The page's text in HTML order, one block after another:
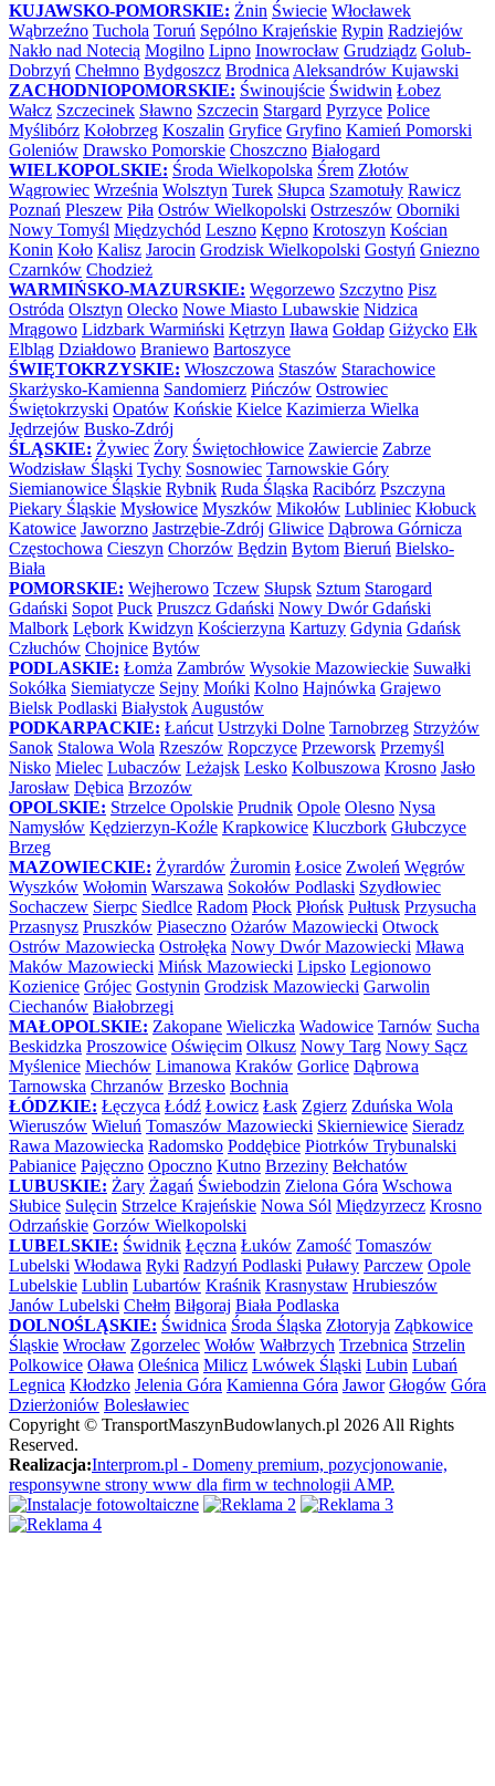
KUJAWSKO-POMORSKIE: Żnin Świecie Włocławek
Wąbrzeźno Tuchola Toruń Sępólno Krajeńskie Rypin Radziejów
Nakło nad Notecią Mogilno Lipno Inowrocław Grudziądz Golub-
Dobrzyń Chełmno Bydgoszcz Brodnica Aleksandrów Kujawski
ZACHODNIOPOMORSKIE: Świnoujście Świdwin Łobez
Wałcz Szczecinek Sławno Szczecin Stargard Pyrzyce Police
Myślibórz Kołobrzeg Koszalin Gryfice Gryfino Kamień Pomorski
Goleniów Drawsko Pomorskie Choszczno Białogard
WIELKOPOLSKIE: Środa Wielkopolska Śrem Złotów
Wągrowiec Września Wolsztyn Turek Słupca Szamotuły Rawicz
Poznań Pleszew Piła Ostrów Wielkopolski Ostrzeszów Oborniki
Nowy Tomyśl Międzychód Leszno Kępno Krotoszyn Kościan
Konin Koło Kalisz Jarocin Grodzisk Wielkopolski Gostyń Gniezno
Czarnków Chodzież
WARMIŃSKO-MAZURSKIE: Węgorzewo Szczytno Pisz
Ostróda Olsztyn Olecko Nowe Miasto Lubawskie Nidzica
Mrągowo Lidzbark Warmiński Kętrzyn Iława Gołdap Giżycko Ełk
Elbląg Działdowo Braniewo Bartoszyce
ŚWIĘTOKRZYSKIE: Włoszczowa Staszów Starachowice
Skarżysko-Kamienna Sandomierz Pińczów Ostrowiec
Świętokrzyski Opatów Końskie Kielce Kazimierza Wielka
Jędrzejów Busko-Zdrój
ŚLĄSKIE: Żywiec Żory Świętochłowice Zawiercie Zabrze
Wodzisław Śląski Tychy Sosnowiec Tarnowskie Góry
Siemianowice Śląskie Rybnik Ruda Śląska Racibórz Pszczyna
Piekary Śląskie Mysłowice Myszków Mikołów Lubliniec Kłobuck
Katowice Jaworzno Jastrzębie-Zdrój Gliwice Dąbrowa Górnicza
Częstochowa Cieszyn Chorzów Będzin Bytom Bieruń Bielsko-
Biała
POMORSKIE: Wejherowo Tczew Słupsk Sztum Starogard
Gdański Sopot Puck Pruszcz Gdański Nowy Dwór Gdański
Malbork Lębork Kwidzyn Kościerzyna Kartuzy Gdynia Gdańsk
Człuchów Chojnice Bytów
PODLASKIE: Łomża Zambrów Wysokie Mazowieckie Suwałki
Sokółka Siemiatycze Sejny Mońki Kolno Hajnówka Grajewo
Bielsk Podlaski Białystok Augustów
PODKARPACKIE: Łańcut Ustrzyki Dolne Tarnobrzeg Strzyżów
Sanok Stalowa Wola Rzeszów Ropczyce Przeworsk Przemyśl
Nisko Mielec Lubaczów Leżajsk Lesko Kolbuszowa Krosno Jasło
Jarosław Dębica Brzozów
OPOLSKIE: Strzelce Opolskie Prudnik Opole Olesno Nysa
Namysłów Kędzierzyn-Koźle Krapkowice Kluczbork Głubczyce
Brzeg
MAZOWIECKIE: Żyrardów Żuromin Łosice Zwoleń Węgrów
Wyszków Wołomin Warszawa Sokołów Podlaski Szydłowiec
Sochaczew Sierpc Siedlce Radom Płock Płońsk Pułtusk Przysucha
Przasnysz Pruszków Piaseczno Ożarów Mazowiecki Otwock
Ostrów Mazowiecka Ostrołęka Nowy Dwór Mazowiecki Mława
Maków Mazowiecki Mińsk Mazowiecki Lipsko Legionowo
Kozienice Grójec Gostynin Grodzisk Mazowiecki Garwolin
Ciechanów Białobrzegi
MAŁOPOLSKIE: Zakopane Wieliczka Wadowice Tarnów Sucha
Beskidzka Proszowice Oświęcim Olkusz Nowy Targ Nowy Sącz
Myślenice Miechów Limanowa Kraków Gorlice Dąbrowa
Tarnowska Chrzanów Brzesko Bochnia
ŁÓDZKIE: Łęczyca Łódź Łowicz Łask Zgierz Zduńska Wola
Wieruszów Wieluń Tomaszów Mazowiecki Skierniewice Sieradz
Rawa Mazowiecka Radomsko Poddębice Piotrków Trybunalski
Pabianice Pajęczno Opoczno Kutno Brzeziny Bełchatów
LUBUSKIE: Żary Żagań Świebodzin Zielona Góra Wschowa
Słubice Sulęcin Strzelce Krajeńskie Nowa Sól Międzyrzecz Krosno
Odrzańskie Gorzów Wielkopolski
LUBELSKIE: Świdnik Łęczna Łuków Zamość Tomaszów
Lubelski Włodawa Ryki Radzyń Podlaski Puławy Parczew Opole
Lubelskie Lublin Lubartów Kraśnik Krasnystaw Hrubieszów
Janów Lubelski Chełm Biłgoraj Biała Podlaska
DOLNOŚLĄSKIE: Świdnica Środa Śląska Złotoryja Ząbkowice
Śląskie Wrocław Zgorzelec Wołów Wałbrzych Trzebnica Strzelin
Polkowice Oława Oleśnica Milicz Lwówek Śląski Lubin Lubań
Legnica Kłodzko Jelenia Góra Kamienna Góra Jawor Głogów Góra
Dzierżoniów Bolesławiec
Copyright © TransportMaszynBudowlanych.pl 2026 All Rights
Reserved.
Realizacja:Interprom.pl - Domeny premium, pozycjonowanie,
responsywne strony www dla firm w technologii AMP.